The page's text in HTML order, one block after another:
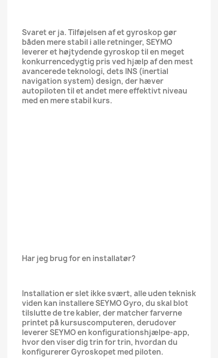
Svaret er ja. Tilføjelsen af ​​et gyroskop gør
båden mere stabil i alle retninger, SEYMO
leverer et højtydende gyroskop til en meget
konkurrencedygtig pris ved hjælp af den mest
avancerede teknologi, dets INS (inertial
navigation system) design, der hæver
autopiloten til et andet mere effektivt niveau
med en mere stabil kurs.
Har jeg brug for en installatør?
Installation er slet ikke svært, alle uden teknisk
viden kan installere SEYMO Gyro, du skal blot
tilslutte de tre kabler, der matcher farverne
printet på kursuscomputeren, derudover
leverer SEYMO en konfigurationshjælpe-app,
hvor den viser dig trin for trin, hvordan du
konfigurerer Gyroskopet med piloten.